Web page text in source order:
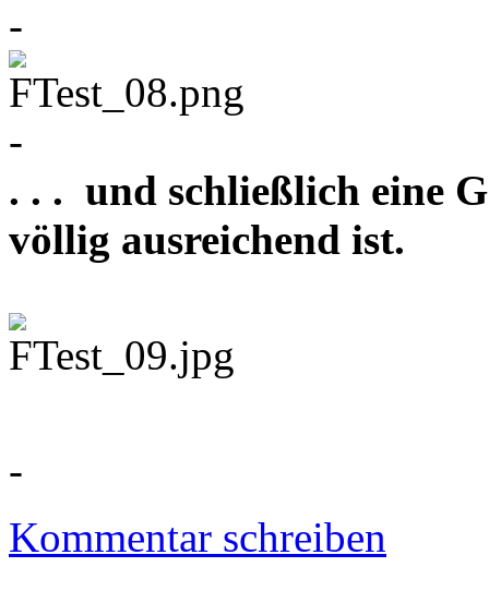
-
-
. . . und schließlich eine
völlig ausreichend ist.
-
Kommentar schreiben